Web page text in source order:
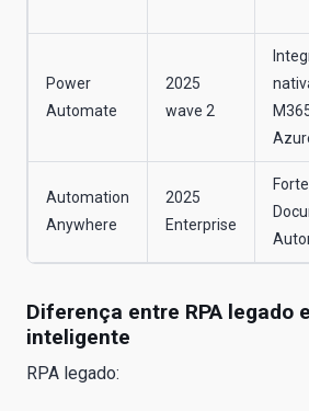
Power
Automate
2025
wave 2
Automation
Anywhere
2025
Enterprise
Diferença entre RPA legado
inteligente
RPA legado: